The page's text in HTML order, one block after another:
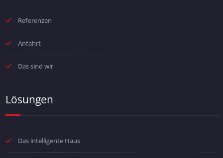
Referenzen
Anfahrt
Das sind wir
Lösungen
Das intelligente Haus